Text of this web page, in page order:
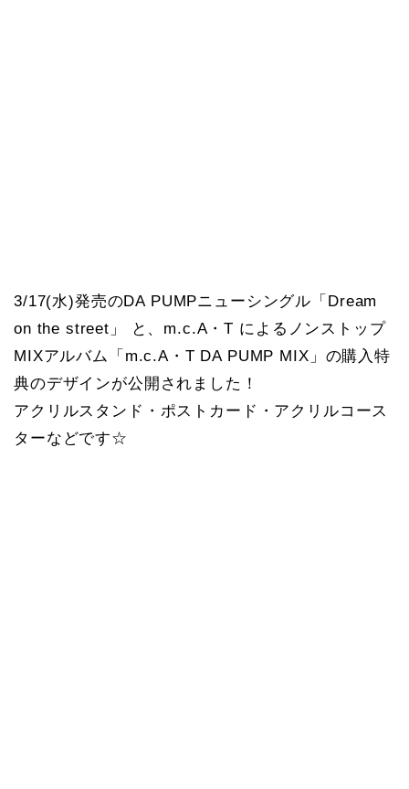
3/17(水)発売のDA PUMPニューシングル「Dream
on the street」 と、m.c.A・T によるノンストップ
MIXアルバム「m.c.A・T DA PUMP MIX」の購入特
典のデザインが公開されました！
アクリルスタンド・ポストカード・アクリルコース
ターなどです☆